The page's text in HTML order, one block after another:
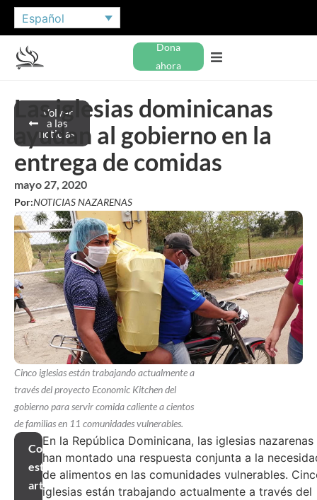
Español
Dona
ahora
Volver
a las
noticias
Las iglesias dominicanas
ayudan al gobierno en la
entrega de comidas
mayo 27, 2020
Por:NOTICIAS NAZARENAS
Cinco iglesias están trabajando actualmente a
través del proyecto Economic Kitchen del
gobierno para servir comida caliente a cientos
de familias en 11 comunidades vulnerables.
Compartir
este
artículo
En la República Dominicana, las iglesias nazarenas
han montado una respuesta conjunta a la
de alimentos en las comunidades vulnerables.
iglesias están trabajando actualmente a través del